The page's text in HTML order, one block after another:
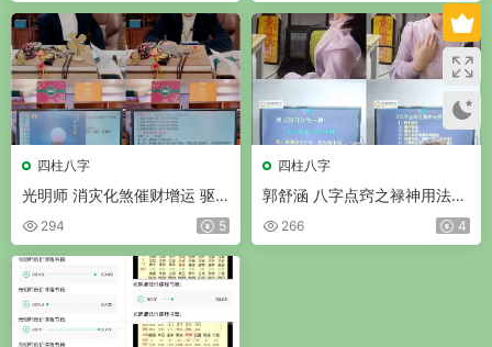
四柱八字
光明师 消灾化煞催财增运 驱
灾避祸十六大绝技 视频2集
294 5
四柱八字
郭舒涵 八字点窍之禄神用法细
论 视频1集
266 4